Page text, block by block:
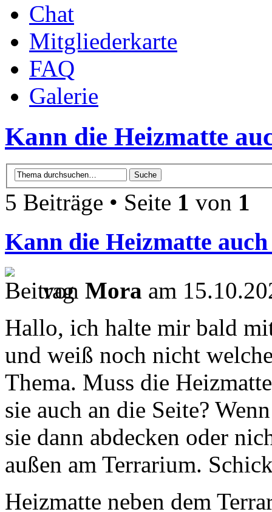
Chat
Mitgliederkarte
FAQ
Galerie
Kann die Heizmatte
5 Beiträge • Seite 1 von 1
Kann die Heizmatte
von Mora am
Hallo, ich halte mir bald
und weiß noch nicht
Thema. Muss die
sie auch an die Seite?
sie dann abdecken oder
außen am Terrarium.
Heizmatte neben dem